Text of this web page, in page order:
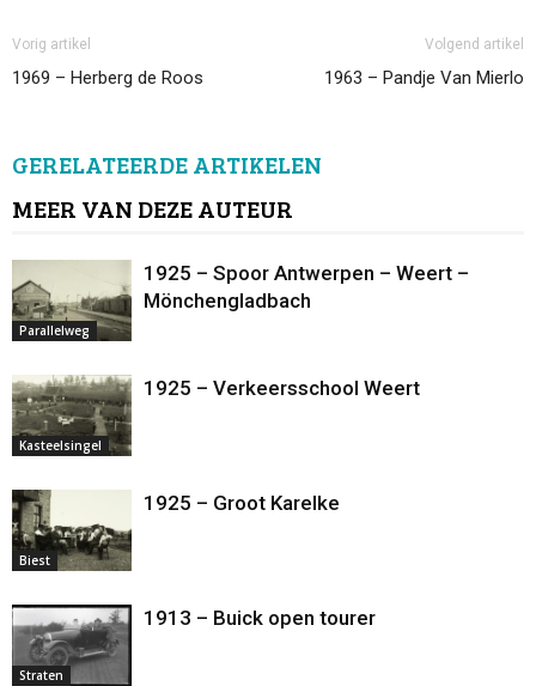
Vorig artikel
1969 – Herberg de Roos
Volgend artikel
1963 – Pandje Van Mierlo
GERELATEERDE ARTIKELEN
MEER VAN DEZE AUTEUR
Parallelweg
1925 – Spoor Antwerpen – Weert –
Mönchengladbach
Kasteelsingel
1925 – Verkeersschool Weert
Biest
1925 – Groot Karelke
Straten
1913 – Buick open tourer